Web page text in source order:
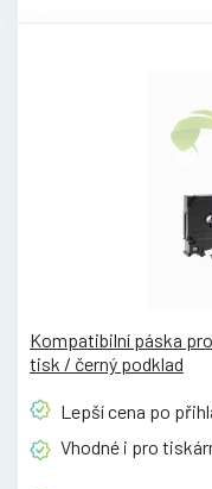
Kompatibilní páska
tisk / černý podklad
Lepší cena po
Vhodné i pro